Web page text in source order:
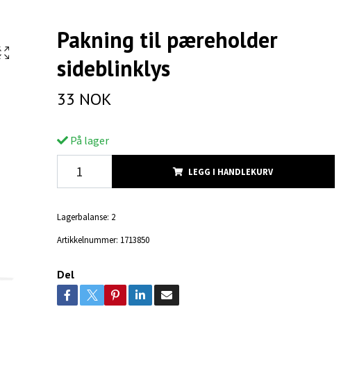
Pakning til pæreholder
sideblinklys
33 NOK
På lager
LEGG I HANDLEKURV
Lagerbalanse: 2
Artikkelnummer: 1713850
Del